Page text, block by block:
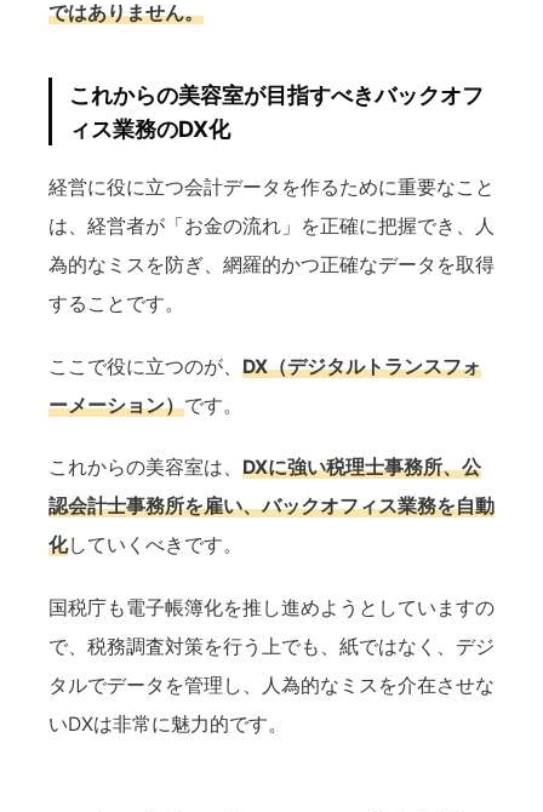
ではありません。
これからの美容室が目指すべきバックオフ
ィス業務のDX化
経営に役に立つ会計データを作るために重要なこと
は、経営者が「お金の流れ」を正確に把握でき、人
為的なミスを防ぎ、網羅的かつ正確なデータを取得
することです。
ここで役に立つのが、 DX（デジタルトランスフォ
ーメーション）です。
これからの美容室は、 DXに強い税理士事務所、公
認会計士事務所を雇い、バックオフィス業務を自動
化していくべきです。
国税庁も電子帳簿化を推し進めようとしていますの
で、税務調査対策を行う上でも、紙ではなく、デジ
タルでデータを管理し、人為的なミスを介在させな
いDXは非常に魅力的です。